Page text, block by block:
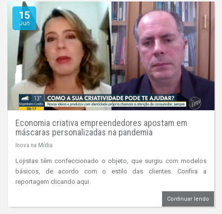
15
Jun
Economia criativa empreendedores apostam em
máscaras personalizadas na pandemia
Inova na Mídia
Lojistas têm confeccionado o objeto, que surgiu com modelos
básicos, de acordo com o estilo das clientes. Confira a
reportagem clicando aqui.
Continuar lendo